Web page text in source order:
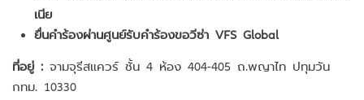
เนีย
ยื่นคำร้องผ่านศูนย์รับคำร้องขอวีซ่า VFS Global
ที่อยู่ : จามจุรีสแควร์ ชั้น 4 ห้อง 404-405 ถ.พญาไท ปทุมวัน
กทม. 10330